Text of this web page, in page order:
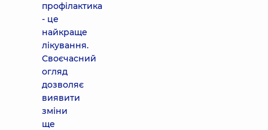
профілактика
- це
найкраще
лікування.
Своєчасний
огляд
дозволяє
виявити
зміни
ще